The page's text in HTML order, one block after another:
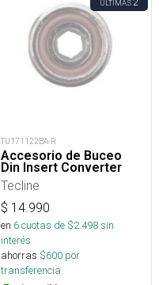
ÚLTIMAS
TU171122BA-R
Accesorio de Buceo
Din Insert Converter
Tecline
$ 14.990
en 6cuotas de $2.498sin
interés
ahorras $600 por
transferencia.